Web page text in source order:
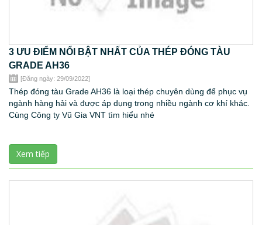
3 ƯU ĐIỂM NỔI BẬT NHẤT CỦA THÉP ĐÓNG TÀU
GRADE AH36
[Đăng ngày: 29/09/2022]
Thép đóng tàu Grade AH36 là loại thép chuyên dùng để phục vụ
ngành hàng hải và được áp dụng trong nhiều ngành cơ khí khác.
Cùng Công ty Vũ Gia VNT tìm hiểu nhé
Xem tiếp